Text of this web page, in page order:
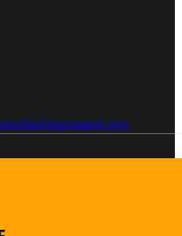
ImpressumLogin